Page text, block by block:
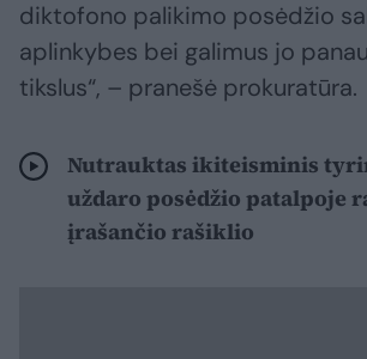
diktofono palikimo posėdžio
aplinkybes bei galimus jo
tikslus“, – pranešė prokuratūra.
Nutrauktas ikiteisminis
uždaro posėdžio patalpoje
įrašančio rašiklio